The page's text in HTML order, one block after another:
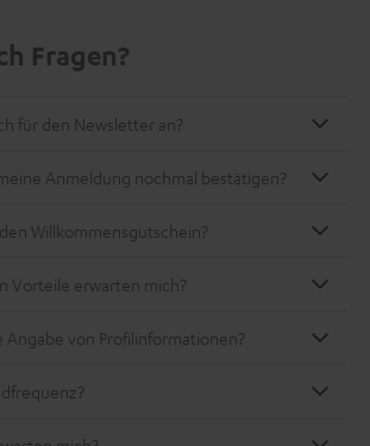
Fragen?
für den Newsletter an?
Anmeldung nochmal bestätigen?
Willkommensgutschein?
Vorteile erwarten mich?
Angabe von Profilinformationen?